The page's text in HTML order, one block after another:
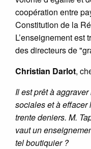
coopération entre
Constitution de la
L’enseignement est
des directeurs de
Christian Darlot,
Il est prêt à
sociales et à effacer
trente deniers. M.
vaut un
tel boutiquier ?